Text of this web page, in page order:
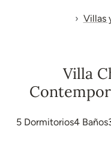
Villas
Villa
5 Dormitorios4 Baños